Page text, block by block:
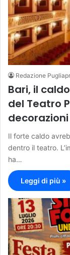
Redazione
Bari, il
del Teatro
decorazioni
Il forte caldo
dentro il teatro.
ha…
Leggi di più »